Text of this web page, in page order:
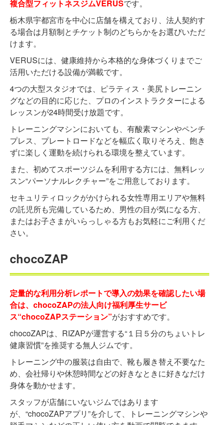
複合型フィットネスジムVERUSです。
栃木県宇都宮市を中心に店舗を構えており、法人契約す
る場合は月額制とチケット制のどちらかをお選びいただ
けます。
VERUSには、健康維持から本格的な身体づくりまでご
活用いただける設備が満載です。
4つの大型スタジオでは、ピラティス・美尻トレーニン
グなどの目的に応じた、プロのインストラクターによる
レッスンが24時間受け放題です。
トレーニングマシンにおいても、有酸素マシンやペンチ
プレス、プレートロードなどを幅広く取りそろえ、飽き
ずに楽しく運動を続けられる環境を整えています。
また、初めてスポーツジムを利用する方には、無料レッ
スン“パーソナルレクチャー”をご用意しております。
セキュリティロックがかけられる女性専用エリアや無料
の託児所も完備しているため、男性の目が気になる方、
またはお子さまがいらっしゃる方もお気軽にご利用くだ
さい。
chocoZAP
定量的な利用分析レポートで導入の効果を確認したい場
合は、chocoZAPの法人向け福利厚生サービ
ス“chocoZAPステーション”がおすすめです。
chocoZAPは、RIZAPが運営する“１日５分のちょいトレ
健康習慣”を推奨する無人ジムです。
トレーニング中の服装は自由で、靴も履き替え不要なた
め、会社帰りや休憩時間などの好きなときに好きなだけ
身体を動かせます。
スタッフが店舗にいないジムではあります
が、“chocoZAPアプリ”を介して、トレーニングマシンや